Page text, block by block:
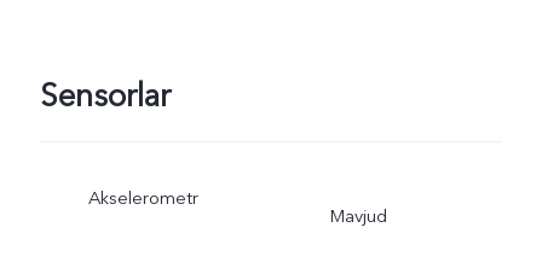
Sensorlar
Akselerometr
Mavjud